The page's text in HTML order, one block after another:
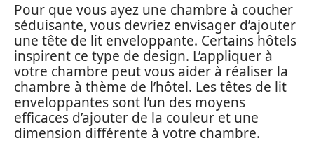
Pour que vous ayez une chambre à coucher
séduisante, vous devriez envisager d’ajouter
une tête de lit enveloppante. Certains hôtels
inspirent ce type de design. L’appliquer à
votre chambre peut vous aider à réaliser la
chambre à thème de l’hôtel. Les têtes de lit
enveloppantes sont l’un des moyens
efficaces d’ajouter de la couleur et une
dimension différente à votre chambre.